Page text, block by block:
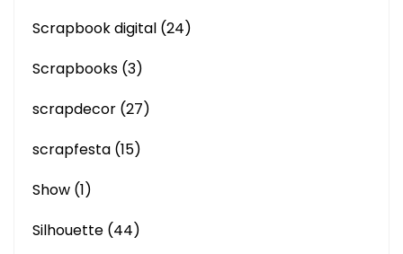
Scrapbook digital (24)
Scrapbooks (3)
scrapdecor (27)
scrapfesta (15)
Show (1)
Silhouette (44)